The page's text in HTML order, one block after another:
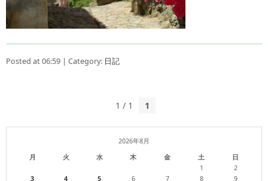
Posted at 06:59 | Category: 日記
1 / 1 1
2026年8月
月
火 水 木 金 土 日
1
2
3
4 5 6 7 8
9